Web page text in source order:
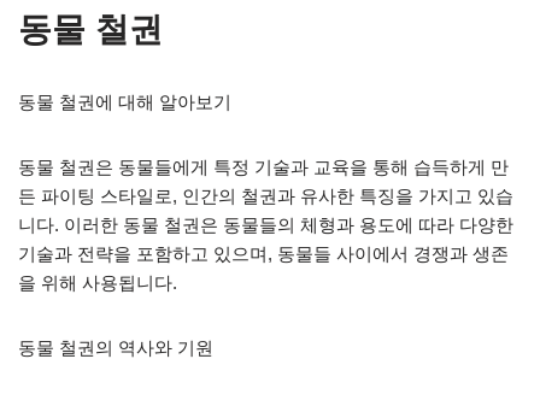
동물 철권
동물 철권에 대해 알아보기
동물 철권은 동물들에게 특정 기술과 교육을 통해 습득하게 만
든 파이팅 스타일로, 인간의 철권과 유사한 특징을 가지고 있습
니다. 이러한 동물 철권은 동물들의 체형과 용도에 따라 다양한
기술과 전략을 포함하고 있으며, 동물들 사이에서 경쟁과 생존
을 위해 사용됩니다.
동물 철권의 역사와 기원